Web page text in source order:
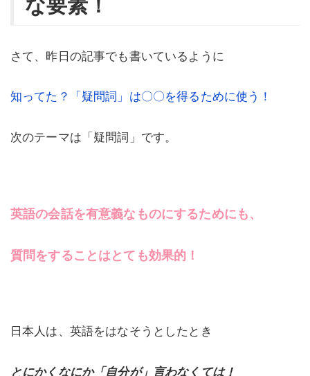
さて、昨日の記事でも書いているように
知ってた？「疑問詞」は〇〇を得るために使う！
次のテーマは「疑問詞」です。
英語の会話を有意義なものにするためにも、
質問をすることはとても効果的！
日本人は、英語をはなそうとしたとき
とにかくなにか「自分が」言わなくては！